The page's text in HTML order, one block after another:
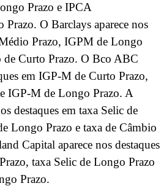
Prazo e IPCA
O Barclays aparece nos
Prazo, IGPM de Longo
de Curto Prazo. O Bco ABC
em IGP-M de Curto Prazo,
IGP-M de Longo Prazo. A
destaques em taxa Selic de
Longo Prazo e taxa de Câmbio
Capital aparece nos destaques
taxa Selic de Longo Prazo
Prazo.